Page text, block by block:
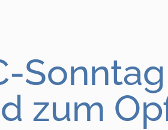
zum